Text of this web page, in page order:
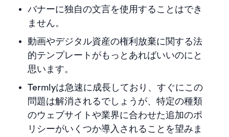
バナーに独自の文言を使用することはでき
ません。
動画やデジタル資産の権利放棄に関する法
的テンプレートがもっとあればいいのにと
思います。
Termlyは急速に成長しており、すぐにこの
問題は解消されるでしょうが、特定の種類
のウェブサイトや業界に合わせた追加のポ
リシーがいくつか導入されることを望みま